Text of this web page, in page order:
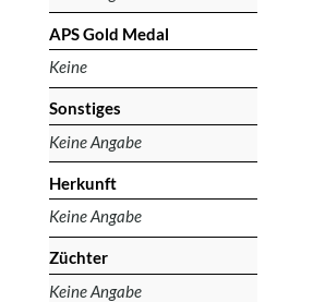
APS Gold Medal
Keine
Sonstiges
Keine Angabe
Herkunft
Keine Angabe
Züchter
Keine Angabe